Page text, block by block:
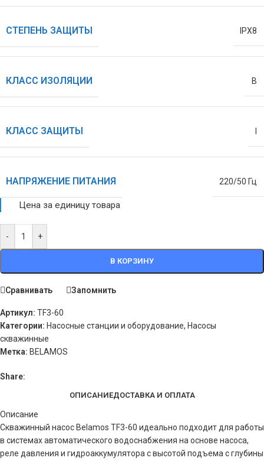
СТЕПЕНЬ ЗАЩИТЫ IPX8
КЛАСС ИЗОЛЯЦИИ B
КЛАСС ЗАЩИТЫ
НАПРЯЖЕНИЕ ПИТАНИЯ 220/50 Гц
Цена за единицу товара
- +
В КОРЗИНУ
Сравнивать Запомнить
Артикул: TF3-60
Категории: Насосные станции и оборудование, Насосы
скважинные
Метка: BELAMOS
Share:
ОПИСАНИЕДОСТАВКА И ОПЛАТА
Описание
Скважинный насос Belamos TF3-60 идеально подходит для работы
в системах автоматического водоснабжения на основе насоса,
реле давления и гидроаккумулятора с высотой подъема с глубины